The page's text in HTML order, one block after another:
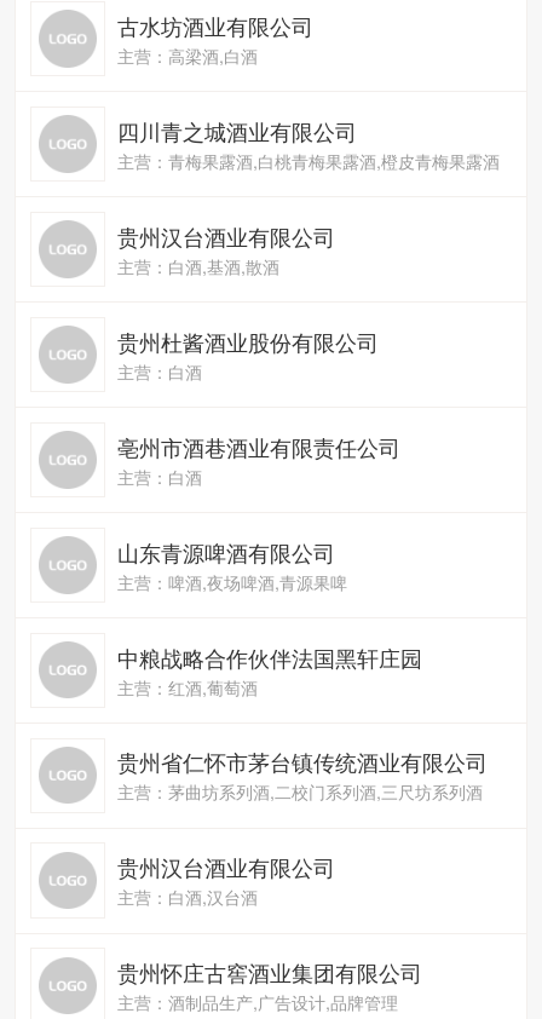
古水坊酒业有限公司
主营：高梁酒,白酒
四川青之城酒业有限公司
主营：青梅果露酒,白桃青梅果露酒,橙皮青梅果露酒
贵州汉台酒业有限公司
主营：白酒,基酒,散酒
贵州杜酱酒业股份有限公司
主营：白酒
亳州市酒巷酒业有限责任公司
主营：白酒
山东青源啤酒有限公司
主营：啤酒,夜场啤酒,青源果啤
中粮战略合作伙伴法国黑轩庄园
主营：红酒,葡萄酒
贵州省仁怀市茅台镇传统酒业有限公司
主营：茅曲坊系列酒,二校门系列酒,三尺坊系列酒
贵州汉台酒业有限公司
主营：白酒,汉台酒
贵州怀庄古窖酒业集团有限公司
主营：酒制品生产,广告设计,品牌管理